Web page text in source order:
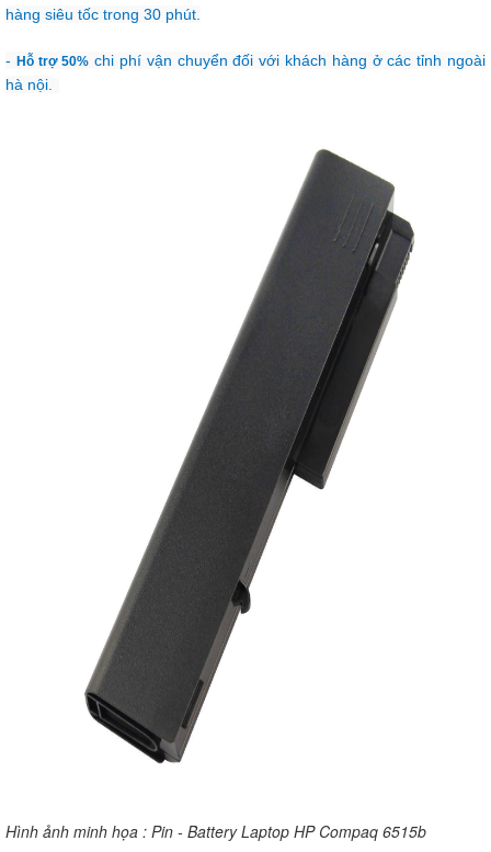
hàng siêu tốc trong 30 phút.
- Hỗ trợ 50% chi phí vận chuyển đối với khách hàng ở các tỉnh ngoài
hà nội.
Hình ảnh minh họa : Pin - Battery Laptop HP Compaq 6515b